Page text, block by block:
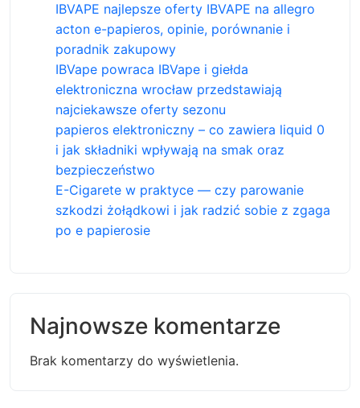
IBVAPE najlepsze oferty IBVAPE na allegro
acton e-papieros, opinie, porównanie i
poradnik zakupowy
IBVape powraca IBVape i giełda
elektroniczna wrocław przedstawiają
najciekawsze oferty sezonu
papieros elektroniczny – co zawiera liquid 0
i jak składniki wpływają na smak oraz
bezpieczeństwo
E-Cigarete w praktyce — czy parowanie
szkodzi żołądkowi i jak radzić sobie z zgaga
po e papierosie
Najnowsze komentarze
Brak komentarzy do wyświetlenia.